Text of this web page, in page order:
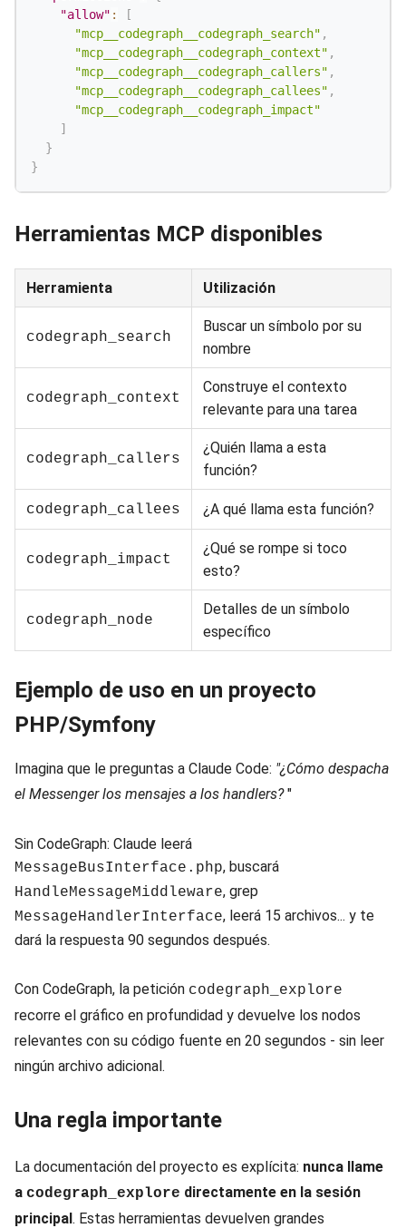
"allow" :
[
"mcp__codegraph__codegraph_search" ,
"mcp__codegraph__codegraph_context" ,
"mcp__codegraph__codegraph_callers" ,
"mcp__codegraph__codegraph_callees" ,
"mcp__codegraph__codegraph_impact"
]
}
}
Herramientas MCP disponibles
Herramienta Utilización
codegraph_search
Buscar un símbolo por su
nombre
codegraph_context
Construye el contexto
relevante para una tarea
codegraph_callers
¿Quién llama a esta
función?
codegraph_callees ¿A qué llama esta función?
codegraph_impact
¿Qué se rompe si toco
esto?
codegraph_node
Detalles de un símbolo
específico
Ejemplo de uso en un proyecto
PHP/Symfony
Imagina que le preguntas a Claude Code: "¿Cómo despacha
el Messenger los mensajes a los handlers?"
Sin CodeGraph: Claude leerá
MessageBusInterface.php, buscará
HandleMessageMiddleware, grep
MessageHandlerInterface, leerá 15 archivos... y te
dará la respuesta 90 segundos después.
Con CodeGraph, la petición codegraph_explore
recorre el gráfico en profundidad y devuelve los nodos
relevantes con su código fuente en 20 segundos - sin leer
ningún archivo adicional.
Una regla importante
La documentación del proyecto es explícita: nunca llame
a codegraph_explore directamente en la sesión
principal. Estas herramientas devuelven grandes